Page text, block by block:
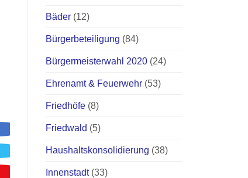
Bäder (12)
Bürgerbeteiligung (84)
Bürgermeisterwahl 2020 (24)
Ehrenamt & Feuerwehr (53)
Friedhöfe (8)
Friedwald (5)
Haushaltskonsolidierung (38)
Innenstadt(33)